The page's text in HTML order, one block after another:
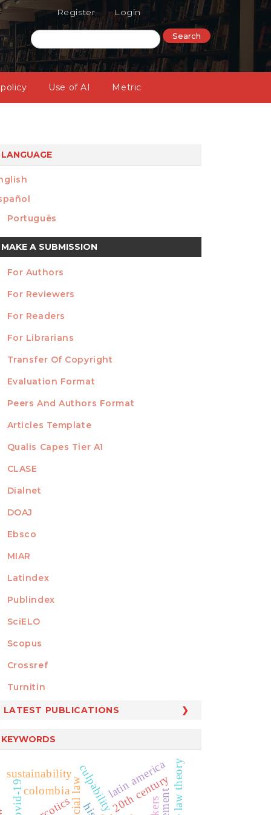
Register Login
Use of AI Metric
Search
LANGUAGE
Português
MAKE A SUBMISSION
INFORMATION
For Authors
For Reviewers
For Readers
For Librarians
TEMPLATES
Transfer Of Copyright
Evaluation Format
Peers And Authors Format
Articles Template
INDEXED
Qualis Capes Tier A1
CLASE
Dialnet
DOAJ
Ebsco
MIAR
Latindex
Publindex
SciELO
Scopus
MEMBER OF
Crossref
Turnitin
LATEST PUBLICATIONS
KEYWORDS
social law
colombia 20th century
culpability
covid-19
sustainability latin america